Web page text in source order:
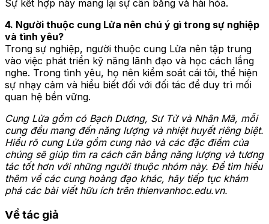
Sự kết hợp này mang lại sự cân bằng và hài hòa.
4. Người thuộc cung Lửa nên chú ý gì trong sự nghiệp
và tình yêu?
Trong sự nghiệp, người thuộc cung Lửa nên tập trung
vào việc phát triển kỹ năng lãnh đạo và học cách lắng
nghe. Trong tình yêu, họ nên kiểm soát cái tôi, thể hiện
sự nhạy cảm và hiểu biết đối với đối tác để duy trì mối
quan hệ bền vững.
Cung Lửa gồm có Bạch Dương, Sư Tử và Nhân Mã, mỗi
cung đều mang đến năng lượng và nhiệt huyết riêng biệt.
Hiểu rõ cung Lửa gồm cung nào và các đặc điểm của
chúng sẽ giúp tìm ra cách cân bằng năng lượng và tương
tác tốt hơn với những người thuộc nhóm này. Để tìm hiểu
thêm về các cung hoàng đạo khác, hãy tiếp tục khám
phá các bài viết hữu ích trên thienvanhoc.edu.vn.
Về tác giả